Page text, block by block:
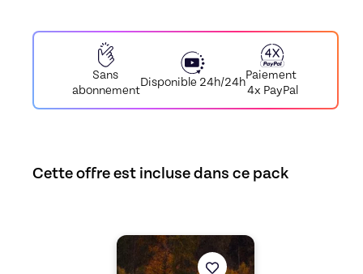
Sans
abonnement
Disponible 24h/24h
Paiement
4x PayPal
Cette offre est incluse dans ce pack
Découvrez l'offre Le storytelling sur